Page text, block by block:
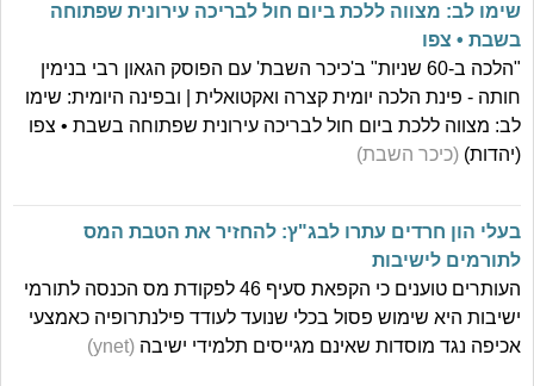
שימו לב: מצווה ללכת ביום חול לבריכה עירונית שפתוחה
בשבת • צפו
"הלכה ב-60 שניות" ב'כיכר השבת' עם הפוסק הגאון רבי בנימין
חותה - פינת הלכה יומית קצרה ואקטואלית | ובפינה היומית: שימו
לב: מצווה ללכת ביום חול לבריכה עירונית שפתוחה בשבת • צפו
(יהדות) (כיכר השבת)
בעלי הון חרדים עתרו לבג"ץ: להחזיר את הטבת המס
לתורמים לישיבות
העותרים טוענים כי הקפאת סעיף 46 לפקודת מס הכנסה לתורמי
ישיבות היא שימוש פסול בכלי שנועד לעודד פילנתרופיה כאמצעי
אכיפה נגד מוסדות שאינם מגייסים תלמידי ישיבה (ynet)